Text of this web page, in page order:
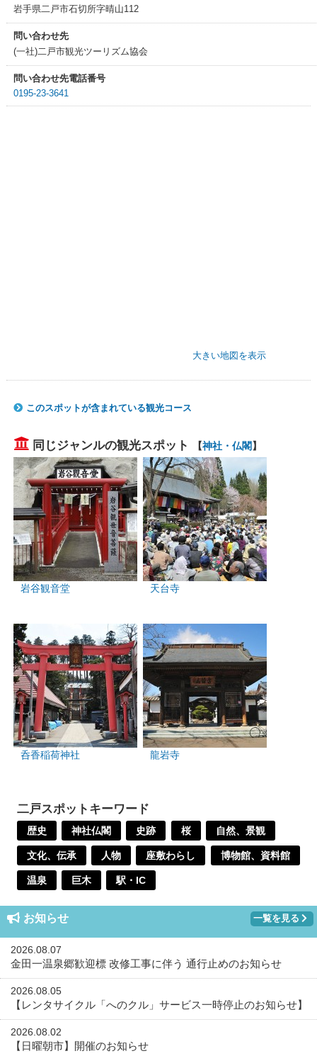
岩手県二戸市石切所字晴山112
問い合わせ先
(一社)二戸市観光ツーリズム協会
問い合わせ先電話番号
0195-23-3641
大きい地図を表示
このスポットが含まれている観光コース
同じジャンルの観光スポット 【神社・仏閣 】
岩谷観音堂 天台寺
呑香稲荷神社 龍岩寺
二戸スポットキーワード
歴史 神社仏閣 史跡 桜 自然、景観
文化、伝承 人物 座敷わらし 博物館、資料館
温泉 巨木 駅・IC
お知らせ 一覧を見る
2026.08.07
金田一温泉郷歓迎標 改修工事に伴う 通行止めのお知らせ
2026.08.05
【レンタサイクル「へのクル」サービス一時停止のお知らせ】
2026.08.02
【日曜朝市】開催のお知らせ